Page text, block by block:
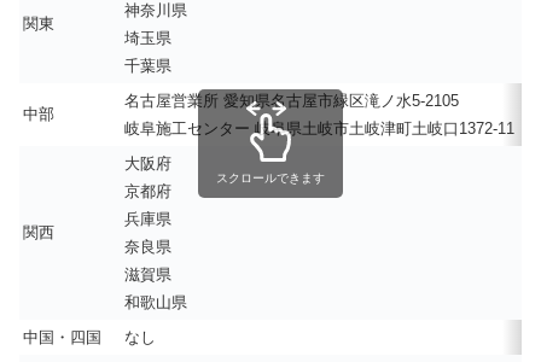
関東
神奈川県
埼玉県
千葉県
中部
名古屋営業所 愛知県名古屋市緑区滝ノ水5-2105
岐阜施工センター 岐阜県土岐市土岐津町土岐口1372-11
関西
大阪府
京都府
兵庫県
奈良県
滋賀県
和歌山県
中国・四国
なし
スクロールできます